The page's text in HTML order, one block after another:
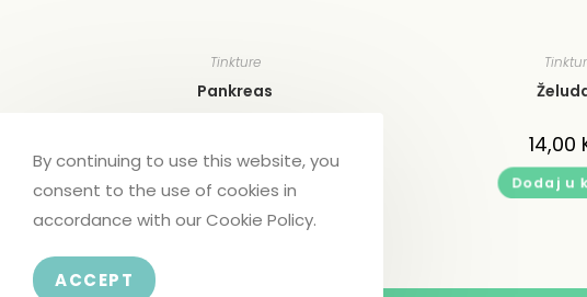
Tinkture
Pankreas
Dodaj u korpu
14,00
Dodaj u
By continuing to use this website, you
consent to the use of cookies in
accordance with our Cookie Policy.
ACCEPT